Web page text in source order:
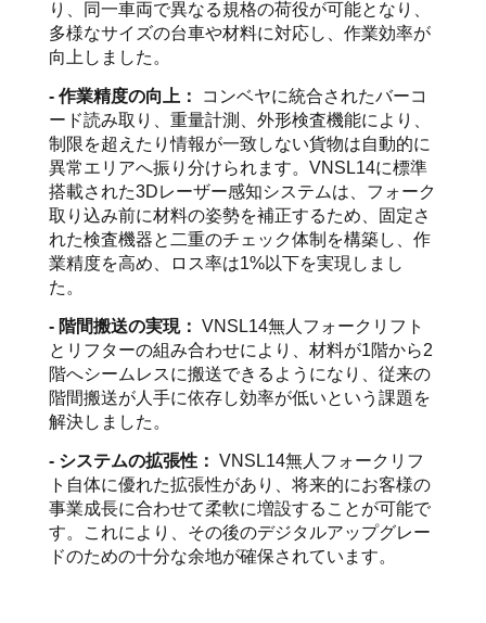
り、同一車両で異なる規格の荷役が可能となり、
多様なサイズの台車や材料に対応し、作業効率が
向上しました。
- 作業精度の向上：
コンベヤに統合されたバーコ
ード読み取り、重量計測、外形検査機能により、
制限を超えたり情報が一致しない貨物は自動的に
異常エリアへ振り分けられます。VNSL14に標準
搭載された3Dレーザー感知システムは、フォーク
取り込み前に材料の姿勢を補正するため、固定さ
れた検査機器と二重のチェック体制を構築し、作
業精度を高め、ロス率は1%以下を実現しまし
た。
- 階間搬送の実現： VNSL14無人フォークリフト
とリフターの組み合わせにより、材料が1階から2
階へシームレスに搬送できるようになり、従来の
階間搬送が人手に依存し効率が低いという課題を
解決しました。
- システムの拡張性： VNSL14無人フォークリフ
ト自体に優れた拡張性があり、将来的にお客様の
事業成長に合わせて柔軟に増設することが可能で
す。これにより、その後のデジタルアップグレー
ドのための十分な余地が確保されています。